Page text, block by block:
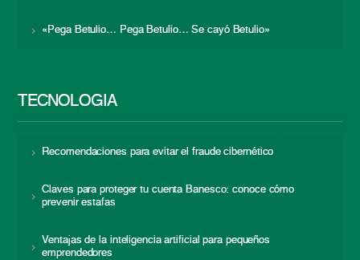
«Pega Betulio… Pega Betulio… Se cayó Betulio»
TECNOLOGÍA
Recomendaciones para evitar el fraude cibernético
Claves para proteger tu cuenta Banesco: conoce cómo
prevenir estafas
Ventajas de la inteligencia artificial para pequeños
emprendedores